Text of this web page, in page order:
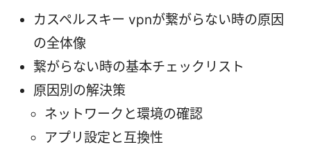
カスペルスキー vpnが繋がらない時の原因
の全体像
繋がらない時の基本チェックリスト
原因別の解決策
ネットワークと環境の確認
アプリ設定と互換性